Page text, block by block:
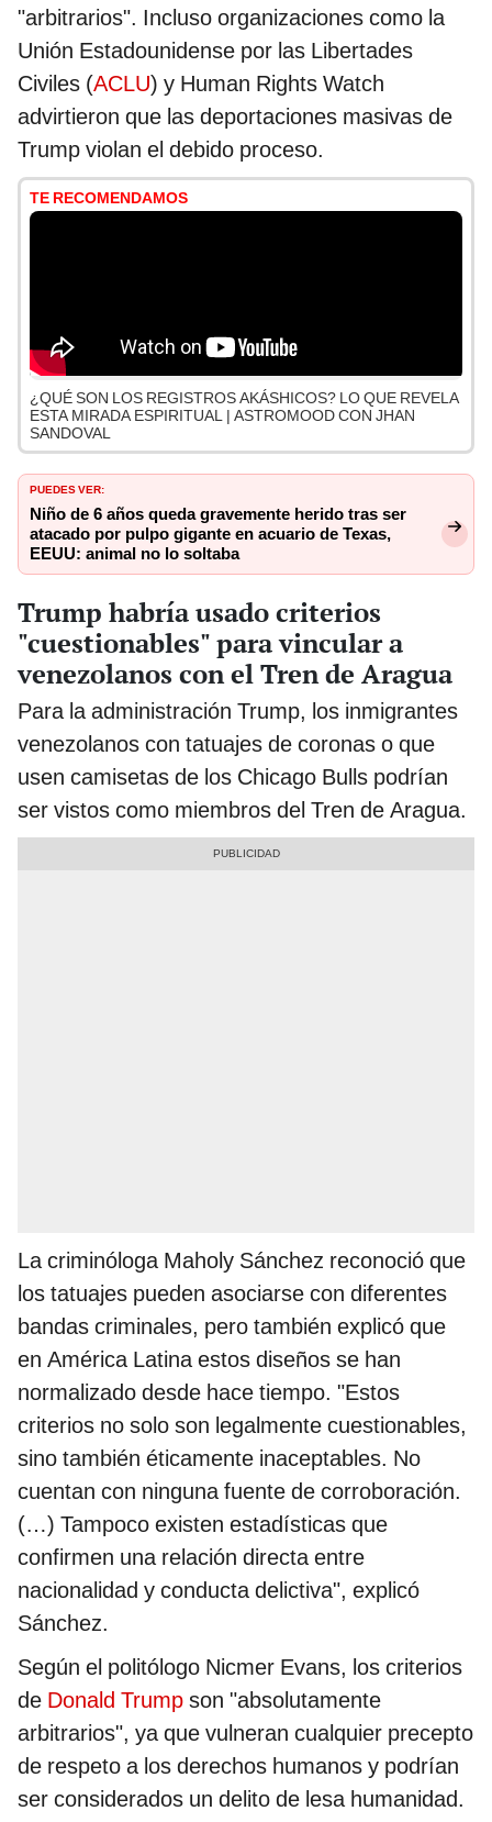
"arbitrarios". Incluso organizaciones como la
Unión Estadounidense por las Libertades
Civiles (ACLU) y Human Rights Watch
advirtieron que las deportaciones masivas de
Trump violan el debido proceso.
TE RECOMENDAMOS
¿QUÉ SON LOS REGISTROS AKÁSHICOS? LO QUE REVELA
ESTA MIRADA ESPIRITUAL | ASTROMOOD CON JHAN
SANDOVAL
PUEDES VER:
Niño de 6 años queda gravemente herido tras ser
atacado por pulpo gigante en acuario de Texas,
EEUU: animal no lo soltaba
Trump habría usado criterios
"cuestionables" para vincular a
venezolanos con el Tren de Aragua
Para la administración Trump, los inmigrantes
venezolanos con tatuajes de coronas o que
usen camisetas de los Chicago Bulls podrían
ser vistos como miembros del Tren de Aragua.
La criminóloga Maholy Sánchez reconoció que
los tatuajes pueden asociarse con diferentes
bandas criminales, pero también explicó que
en América Latina estos diseños se han
normalizado desde hace tiempo. "Estos
criterios no solo son legalmente cuestionables,
sino también éticamente inaceptables. No
cuentan con ninguna fuente de corroboración.
(…) Tampoco existen estadísticas que
confirmen una relación directa entre
nacionalidad y conducta delictiva", explicó
Sánchez.
Según el politólogo Nicmer Evans, los criterios
de Donald Trump son "absolutamente
arbitrarios", ya que vulneran cualquier precepto
de respeto a los derechos humanos y podrían
ser considerados un delito de lesa humanidad.